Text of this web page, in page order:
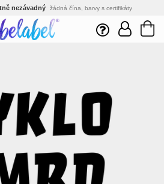
nezávadný žádná čína, barvy s certifikáty
vlastní vývoj, nejnovější technologie
dodání expedujeme do 24h